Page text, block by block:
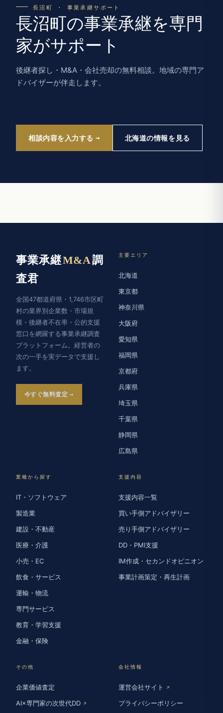
長沼町 · 事業承継サポート
長沼町の事業承継を専門
家がサポート
後継者探し・M&A・会社売却の無料相談。地域の専門ア
ドバイザーが伴走します。
相談内容を入力する 北海道の情報を見る
事業承継M&A調
査君
全国47都道府県・1,746市区町
村の業界別企業数・市場規
模・後継者不在率・公的支援
窓口を網羅する事業承継調査
プラットフォーム。経営者の
次の一手を実データで支援し
ます。
今すぐ無料査定
主要エリア
北海道
東京都
神奈川県
大阪府
愛知県
福岡県
京都府
兵庫県
埼玉県
千葉県
静岡県
広島県
業種から探す
IT・ソフトウェア
製造業
建設・不動産
医療・介護
小売・EC
飲食・サービス
運輸・物流
専門サービス
教育・学習支援
金融・保険
支援内容
支援内容一覧
買い手側アドバイザリー
売り手側アドバイザリー
DD・PMI支援
IM作成・セカンドオピニオン
事業計画策定・再生計画
その他
企業価値査定
AI×専門家の次世代DD ↗
会社情報
運営会社サイト ↗
プライバシーポリシー